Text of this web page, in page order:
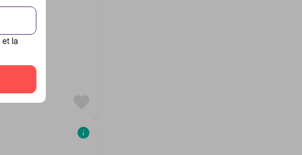
et la